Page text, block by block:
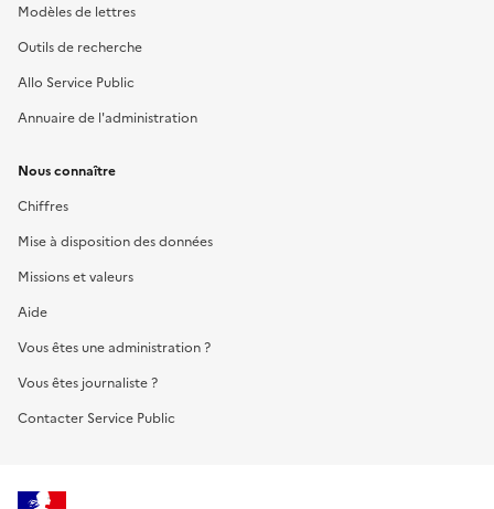
Modèles de lettres
Outils de recherche
Allo Service Public
Annuaire de l'administration
Nous connaître
Chiffres
Mise à disposition des données
Missions et valeurs
Aide
Vous êtes une administration ?
Vous êtes journaliste ?
Contacter Service Public